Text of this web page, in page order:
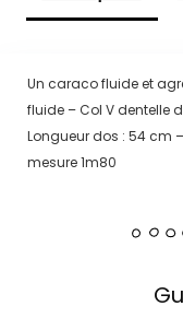
Un caraco fluide et
fluide – Col V dentelle
Longueur dos : 54 cm
mesure 1m80